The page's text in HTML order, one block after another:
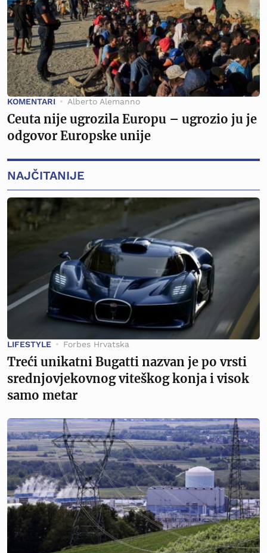
KOMENTARI Alberto Alemanno
Ceuta nije ugrozila Europu – ugrozio ju je
odgovor Europske unije
NAJČITANIJE
LIFESTYLE Forbes Hrvatska
Treći unikatni Bugatti nazvan je po vrsti
srednjovjekovnog viteškog konja i visok
samo metar